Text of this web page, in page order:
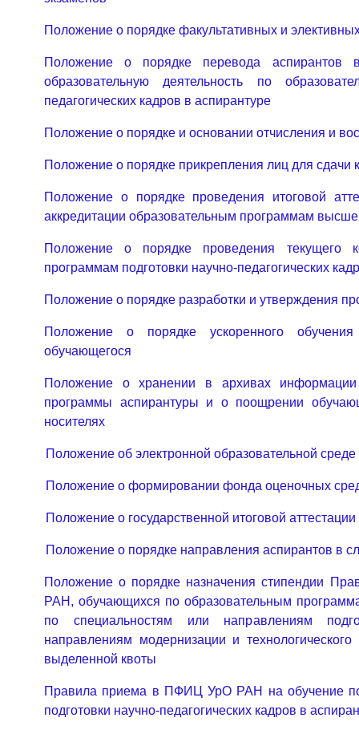
Положение о порядке факультативных и
Положение о порядке перевода аспирантов
образовательную деятельность по
педагогических кадров в аспирантуре
Положение о порядке и основании отчисления и
Положение о порядке прикрепления лиц для сдачи
Положение о порядке проведения итоговой
аккредитации образовательным программам
Положение о порядке проведения текущего
программам подготовки научно-педагогических
Положение о порядке разработки и утверждения
Положение о порядке ускоренного
обучающегося
Положение о хранении в архивах
программы аспирантуры и о поощрении
носителях
Положение об электронной образовательной среде
Положение о формировании фонда оценочных
Положение о государственной итоговой
Положение о порядке направления аспирантов в
Положение о порядке назначения стипендии
РАН, обучающихся по образовательным
по специальностям или направлениям
направлениям модернизации и
выделенной квоты
Правила приема в ПФИЦ УрО РАН на обучение
подготовки научно-педагогических кадров в